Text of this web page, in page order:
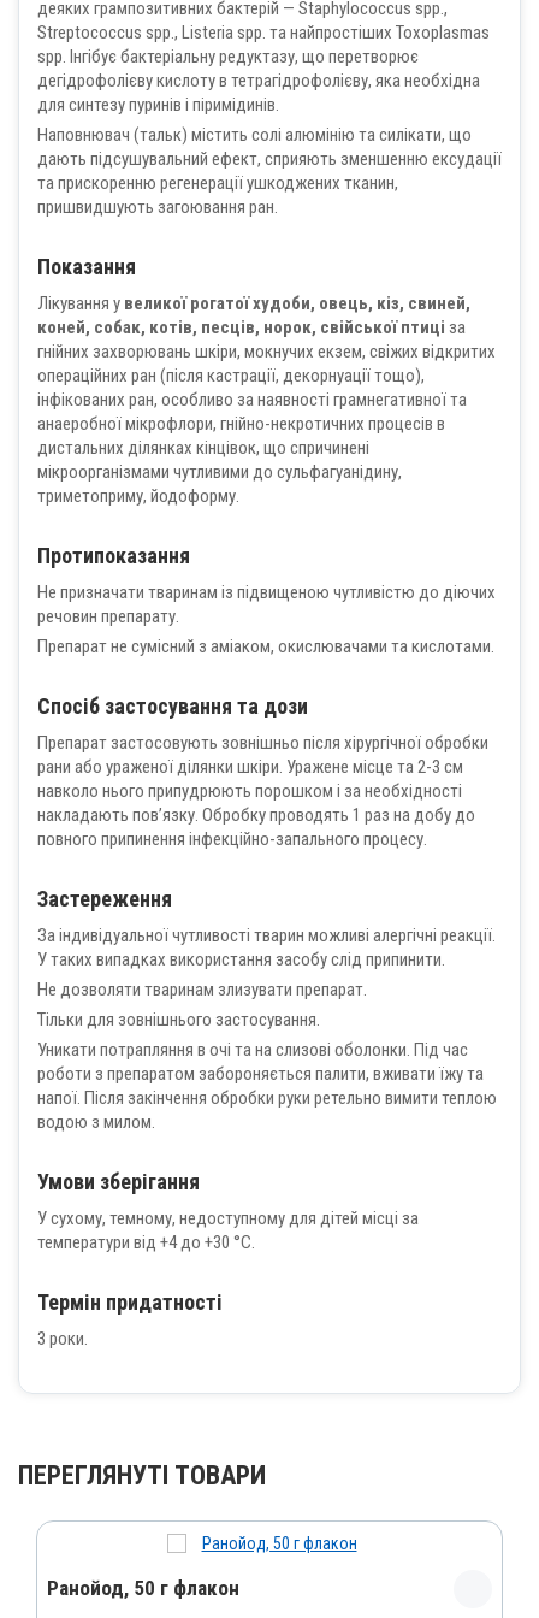
деяких грампозитивних бактерій — Staphylococcus spp.,
Streptococcus spp., Listeria spp. та найпростіших Toxoplasmas
spp. Інгібує бактеріальну редуктазу, що перетворює
дегідрофолієву кислоту в тетрагідрофолієву, яка необхідна
для синтезу пуринів і піримідинів.
Наповнювач (тальк) містить солі алюмінію та силікати, що
дають підсушувальний ефект, сприяють зменшенню ексудації
та прискоренню регенерації ушкоджених тканин,
пришвидшують загоювання ран.
Показання
Лікування у великої рогатої худоби, овець, кіз, свиней,
коней, собак, котів, песців, норок, свійської птиці за
гнійних захворювань шкіри, мокнучих екзем, свіжих відкритих
операційних ран (після кастрації, декорнуації тощо),
інфікованих ран, особливо за наявності грамнегативної та
анаеробної мікрофлори, гнійно-некротичних процесів в
дистальних ділянках кінцівок, що спричинені
мікроорганізмами чутливими до сульфагуанідину,
триметоприму, йодоформу.
Протипоказання
Не призначати тваринам із підвищеною чутливістю до діючих
речовин препарату.
Препарат не сумісний з аміаком, окислювачами та кислотами.
Спосіб застосування та дози
Препарат застосовують зовнішньо після хірургічної обробки
рани або ураженої ділянки шкіри. Уражене місце та 2-3 см
навколо нього припудрюють порошком і за необхідності
накладають пов’язку. Обробку проводять 1 раз на добу до
повного припинення інфекційно-запального процесу.
Застереження
За індивідуальної чутливості тварин можливі алергічні реакції.
У таких випадках використання засобу слід припинити.
Не дозволяти тваринам злизувати препарат.
Тільки для зовнішнього застосування.
Уникати потрапляння в очі та на слизові оболонки. Під час
роботи з препаратом забороняється палити, вживати їжу та
напої. Після закінчення обробки руки ретельно вимити теплою
водою з милом.
Умови зберігання
У сухому, темному, недоступному для дітей місці за
температури від +4 до +30 °С.
Термін придатності
3 роки.
ПЕРЕГЛЯНУТІ ТОВАРИ
Ранойод, 50 г флакон